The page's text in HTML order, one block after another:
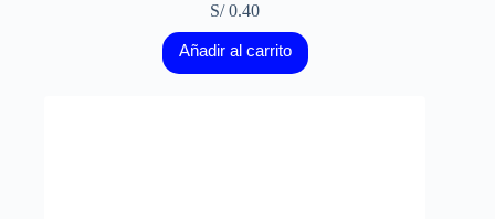
S/0.40
Añadir al carrito